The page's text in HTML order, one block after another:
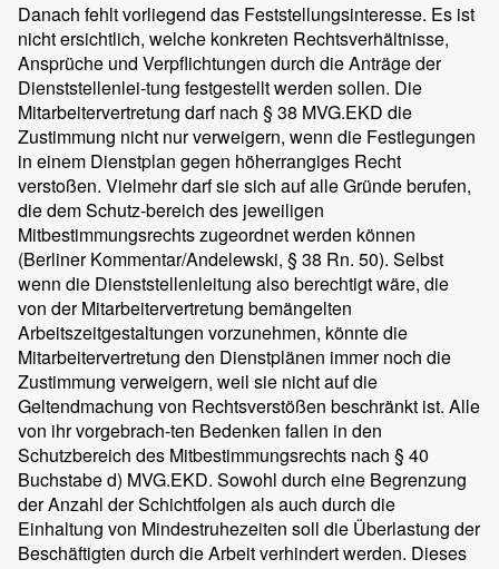
Danach fehlt vorliegend das Feststellungsinteresse. Es ist
nicht ersichtlich, welche konkreten Rechtsverhältnisse,
Ansprüche und Verpflichtungen durch die Anträge der
Dienststellenlei-tung festgestellt werden sollen. Die
Mitarbeitervertretung darf nach § 38 MVG.EKD die
Zustimmung nicht nur verweigern, wenn die Festlegungen
in einem Dienstplan gegen höherrangiges Recht
verstoßen. Vielmehr darf sie sich auf alle Gründe berufen,
die dem Schutz-bereich des jeweiligen
Mitbestimmungsrechts zugeordnet werden können
(Berliner Kommentar/Andelewski, § 38 Rn. 50). Selbst
wenn die Dienststellenleitung also berechtigt wäre, die
von der Mitarbeitervertretung bemängelten
Arbeitszeitgestaltungen vorzunehmen, könnte die
Mitarbeitervertretung den Dienstplänen immer noch die
Zustimmung verweigern, weil sie nicht auf die
Geltendmachung von Rechtsverstößen beschränkt ist. Alle
von ihr vorgebrach-ten Bedenken fallen in den
Schutzbereich des Mitbestimmungsrechts nach § 40
Buchstabe d) MVG.EKD. Sowohl durch eine Begrenzung
der Anzahl der Schichtfolgen als auch durch die
Einhaltung von Mindestruhezeiten soll die Überlastung der
Beschäftigten durch die Arbeit verhindert werden. Dieses